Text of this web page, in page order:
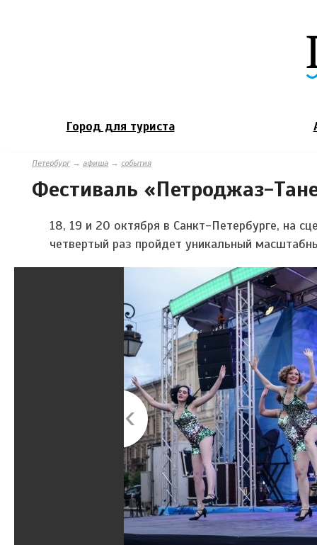
Город для туриста
Петербург→ афиша → события
Фестиваль «Петроджаз-
18, 19 и 20 октября в Санкт-Петербурге, на
четвертый раз пройдет уникальный